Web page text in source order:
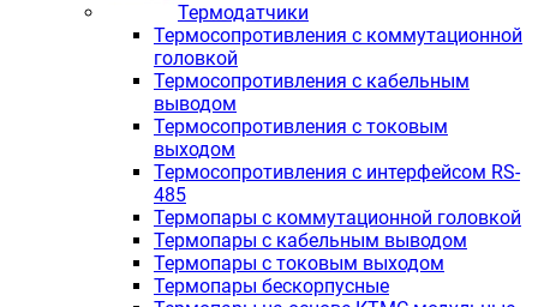
Термодатчики
Термосопротивления с коммутационной
головкой
Термосопротивления с кабельным
выводом
Термосопротивления с токовым
выходом
Термосопротивления с интерфейсом RS-
485
Термопары с коммутационной головкой
Термопары с кабельным выводом
Термопары с токовым выходом
Термопары бескорпусные